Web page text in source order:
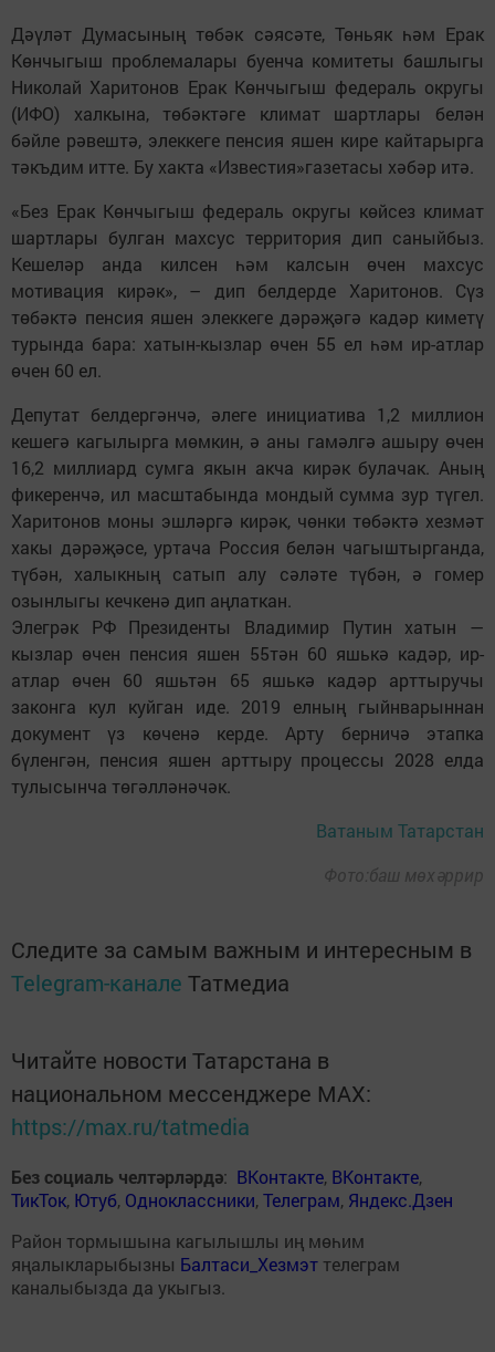
Дәүләт Думасының төбәк сәясәте, Төньяк һәм Ерак
Көнчыгыш проблемалары буенча комитеты башлыгы
Николай Харитонов Ерак Көнчыгыш федераль округы
(ИФО) халкына, төбәктәге климат шартлары белән
бәйле рәвештә, элеккеге пенсия яшен кире кайтарырга
тәкъдим итте. Бу хакта «Известия»газетасы хәбәр итә.
«Без Ерак Көнчыгыш федераль округы көйсез климат
шартлары булган махсус территория дип саныйбыз.
Кешеләр анда килсен һәм калсын өчен махсус
мотивация кирәк», – дип белдерде Харитонов. Сүз
төбәктә пенсия яшен элеккеге дәрәҗәгә кадәр киметү
турында бара: хатын-кызлар өчен 55 ел һәм ир-атлар
өчен 60 ел.
Депутат белдергәнчә, әлеге инициатива 1,2 миллион
кешегә кагылырга мөмкин, ә аны гамәлгә ашыру өчен
16,2 миллиард сумга якын акча кирәк булачак. Аның
фикеренчә, ил масштабында мондый сумма зур түгел.
Харитонов моны эшләргә кирәк, чөнки төбәктә хезмәт
хакы дәрәҗәсе, уртача Россия белән чагыштырганда,
түбән, халыкның сатып алу сәләте түбән, ә гомер
озынлыгы кечкенә дип аңлаткан.
Элегрәк РФ Президенты Владимир Путин хатын —
кызлар өчен пенсия яшен 55тән 60 яшькә кадәр, ир-
атлар өчен 60 яшьтән 65 яшькә кадәр арттыручы
законга кул куйган иде. 2019 елның гыйнварыннан
документ үз көченә керде. Арту берничә этапка
бүленгән, пенсия яшен арттыру процессы 2028 елда
тулысынча төгәлләнәчәк.
Ватаным Татарстан
Фото:баш мөхәррир
Следите за самым важным и интересным в
Telegram-канале Татмедиа
Читайте новости Татарстана в
национальном мессенджере MАХ:
https://max.ru/tatmedia
Без социаль челтәрләрдә: ВКонтакте, ВКонтакте,
ТикТок, Ютуб, Одноклассники,Телеграм, Яндекс.Дзен
Район тормышына кагылышлы иң мөһим
яңалыкларыбызны Балтаси_Хезмэт телеграм
каналыбызда да укыгыз.